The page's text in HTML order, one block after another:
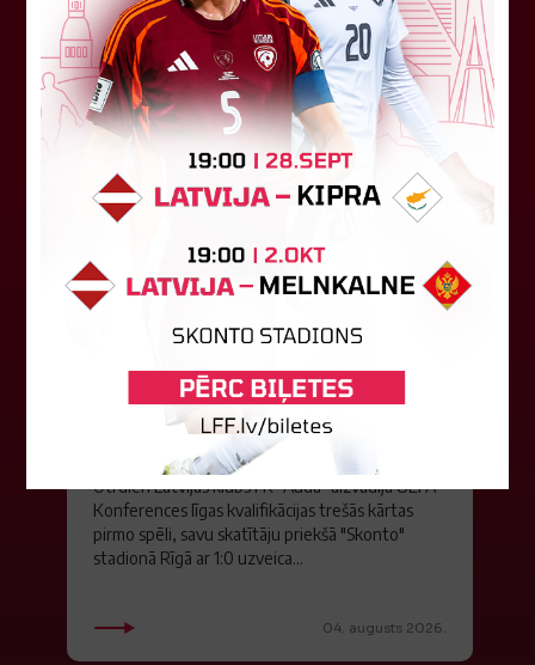
kvalifikācijas otrās kārtas pusfināla spēli Dānijā
pret "HB Køge". Cīņā pret...
05. augusts 2026.
FK "Auda" pie eirokausu galda
turpina baudīt desertus
Otrdien Latvijas klubs FK "Auda" aizvadīja UEFA
Konferences līgas kvalifikācijas trešās kārtas
pirmo spēli, savu skatītāju priekšā "Skonto"
stadionā Rīgā ar 1:0 uzveica...
04. augusts 2026.